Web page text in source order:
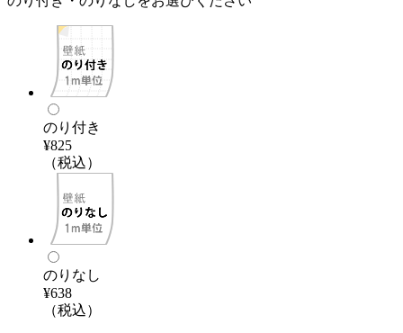
のり付き
¥825
（税込）
のりなし
¥638
（税込）